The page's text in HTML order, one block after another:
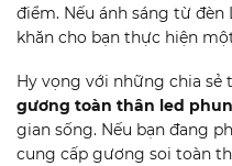
điểm. Nếu ánh sáng từ đèn
khăn cho bạn thực hiện
Hy vọng với những chia sẻ
gương toàn thân led
gian sống. Nếu bạn đang
cung cấp gương soi toàn